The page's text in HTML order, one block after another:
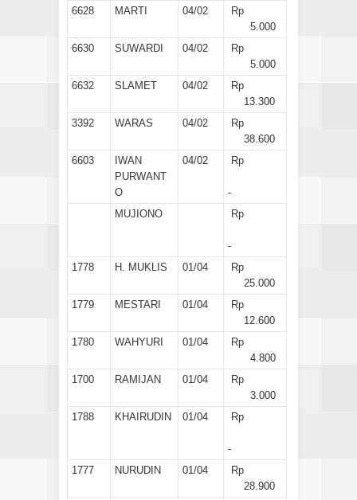
6628 MARTI 04/02
Rp
5.000
6630
SUWARDI 04/02
Rp
5.000
6632
SLAMET 04/02
Rp
13.300
3392
WARAS 04/02
Rp
38.600
6603
IWAN
PURWANT
O
04/02 Rp
-
MUJIONO
Rp
-
1778
H. MUKLIS 01/04
Rp
25.000
1779
MESTARI 01/04
Rp
12.600
1780
WAHYURI 01/04
Rp
4.800
1700
RAMIJAN 01/04
Rp
3.000
1788
KHAIRUDIN 01/04 Rp
-
1777
NURUDIN 01/04
Rp
28.900